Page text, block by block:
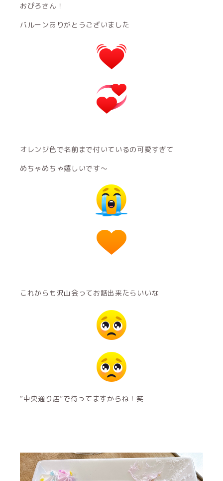
おぴろさん！
バルーンありがとうございました
オレンジ色で名前まで付いているの可愛すぎて
めちゃめちゃ嬉しいです～
これからも沢山会ってお話出来たらいいな
“中央通り店”で待ってますからね！笑